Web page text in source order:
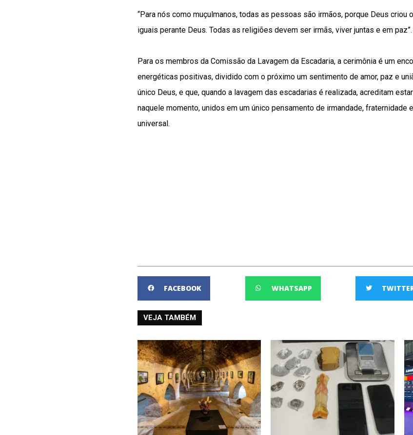
“Para nós como muçulmanos, todas as pessoas são irmãos, porque Deus criou
iguais perante Deus. Todas as religiões devem ser irmãs, viver juntas e em paz”.
Para os membros da Comissão da Lavagem da Escadaria, a cerimônia é um
energéticas positivas, dividido com o próximo um sentimento de amor, paz e
único Deus, e que, quando a lavagem das escadarias é realizada, acreditam
naquele momento, unidos em um único pensamento de irmandade, fraternidade
universal.
FACEBOOK WHATSAPP
VEJA TAMBÉM